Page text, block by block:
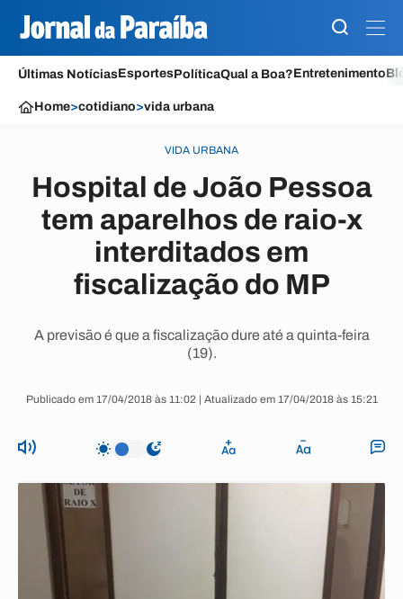
Últimas NotíciasEsportesPolíticaQual a Boa?Entretenimento
Home>cotidiano>vida urbana
VIDA URBANA
Hospital de João Pessoa
tem aparelhos de raio-x
interditados em
fiscalização do MP
A previsão é que a fiscalização dure até a quinta-feira
(19).
Publicado em 17/04/2018 às 11:02 | Atualizado em 17/04/2018 às 15:21